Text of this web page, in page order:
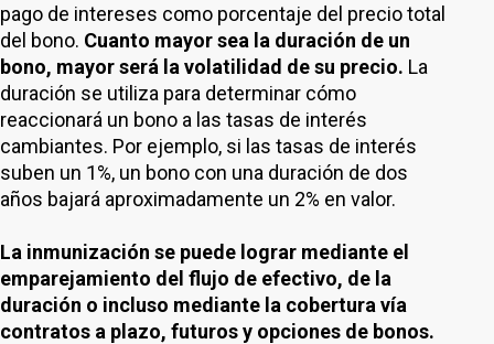
pago de intereses como porcentaje del precio total
del bono. Cuanto mayor sea la duración de un
bono, mayor será la volatilidad de su precio. La
duración se utiliza para determinar cómo
reaccionará un bono a las tasas de interés
cambiantes. Por ejemplo, si las tasas de interés
suben un 1%, un bono con una duración de dos
años bajará aproximadamente un 2% en valor.
La inmunización se puede lograr mediante el
emparejamiento del flujo de efectivo, de la
duración o incluso mediante la cobertura vía
contratos a plazo, futuros y opciones de bonos.